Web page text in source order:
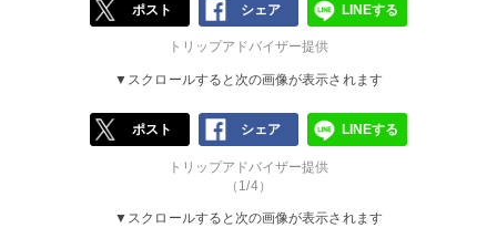
ポスト シェア LINEする
トリップアドバイザー提供
▼スクロールすると次の画像が表示されます
ポスト シェア LINEする
トリップアドバイザー提供
（1/4）
▼スクロールすると次の画像が表示されます